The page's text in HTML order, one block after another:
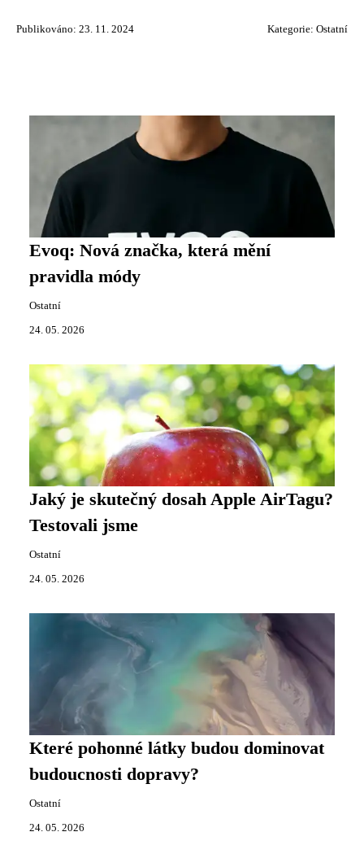
Publikováno: 23. 11. 2024 Kategorie: Ostatní
Evoq: Nová značka, která mění
pravidla módy
Ostatní
24. 05. 2026
Jaký je skutečný dosah Apple AirTagu?
Testovali jsme
Ostatní
24. 05. 2026
Které pohonné látky budou dominovat
budoucnosti dopravy?
Ostatní
24. 05. 2026